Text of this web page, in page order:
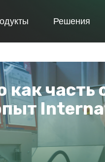
Решения
как часть